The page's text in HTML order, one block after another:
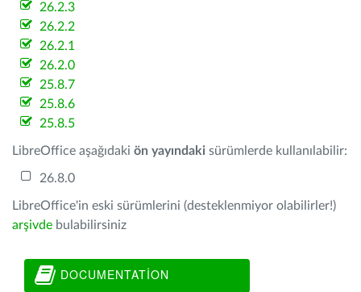
26.2.3
26.2.2
26.2.1
26.2.0
25.8.7
25.8.6
25.8.5
LibreOffice aşağıdaki ön yayındaki sürümlerde kullanılabilir:
26.8.0
LibreOffice'in eski sürümlerini (desteklenmiyor olabilirler!)
arşivde bulabilirsiniz
DOCUMENTATION